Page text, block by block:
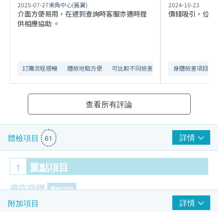
2025-07-27東角中心(舊翼)
介面方便易用，在遇到查詢時客服亦適時提
供相應協助 。
訂購流程順暢 體檢地點方便 可比較不同檢查計劃
2024-10-23
價錢吸引，位
身體檢查項目全
查看所有評論
體檢項目 61 詳情
1 重點項目
癌症指標 重點項目
癌抗原15.3 (乳癌) - 只限女士
附加項目 詳情